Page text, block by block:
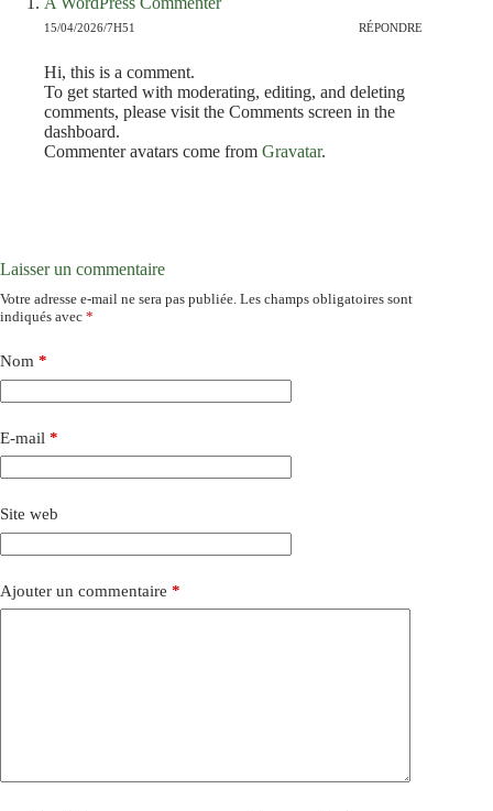
15/04/2026/7H51 RÉPONDRE
Hi, this is a comment.
To get started with moderating, editing, and deleting
comments, please visit the Comments screen in the
dashboard.
Commenter avatars come from Gravatar.
Laisser un commentaire
Votre adresse e-mail ne sera pas publiée. Les champs obligatoires sont
indiqués avec *
Nom *
E-mail *
Site web
Ajouter un commentaire *